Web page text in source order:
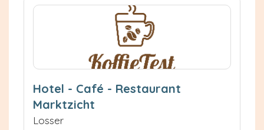
Hotel - Café - Restaurant
Marktzicht
Losser